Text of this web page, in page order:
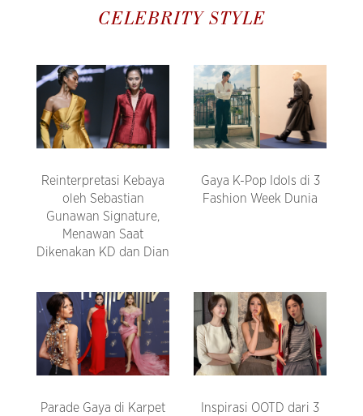
CELEBRITY STYLE
Reinterpretasi Kebaya
oleh Sebastian
Gunawan Signature,
Menawan Saat
Dikenakan KD dan Dian
Gaya K-Pop Idols di 3
Fashion Week Dunia
Parade Gaya di Karpet
Inspirasi OOTD dari 3